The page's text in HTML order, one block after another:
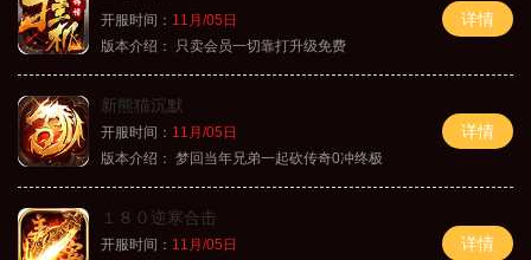
开服时间： 11月/05日
版本介绍：
只卖会员一切靠打升级免费
详情
新熊猫沉默
开服时间： 11月/05日
版本介绍： 梦回当年兄弟一起砍传奇0冲终极
详情
１８０逆寒合击
开服时间： 11月/05日 详情